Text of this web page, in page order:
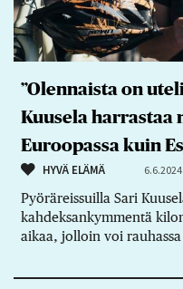
”Olennaista on
Kuusela harrastaa
Euroopassa kuin
HYVÄ ELÄMÄ 6.6.2024
Pyöräreissuilla Sari
kahdeksankymmentä
aikaa, jolloin voi